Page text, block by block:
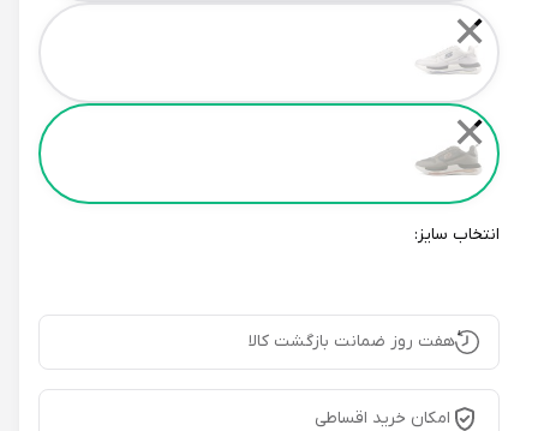
✕
✕
انتخاب سایز:
هفت روز ضمانت بازگشت کالا
امکان خرید اقساطی